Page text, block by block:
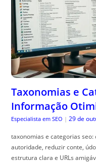
Taxonomias e
Informação
Especialista em SEO | 29 de
taxonomias e categorias
autoridade, reduzir conte,
estrutura clara e URLs